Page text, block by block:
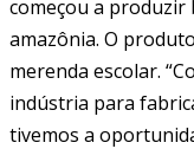
começou a produzir
amazônia. O
merenda escolar.
indústria para
tivemos a